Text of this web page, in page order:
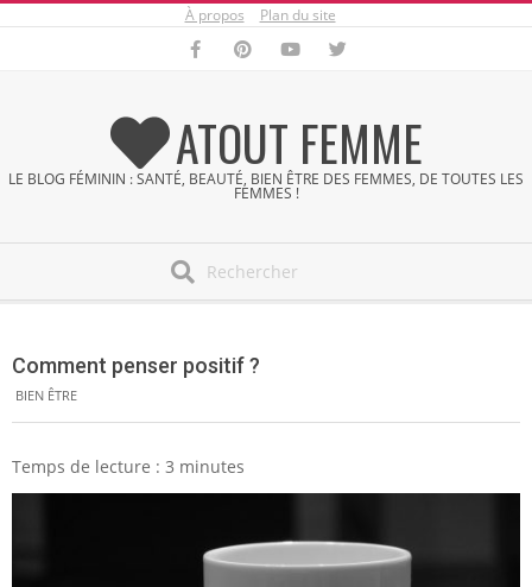
À propos Plan du site
ATOUT FEMME
LE BLOG FÉMININ : SANTÉ, BEAUTÉ, BIEN ÊTRE DES FEMMES, DE TOUTES LES
FEMMES !
Menu
Comment penser positif ?
BIEN ÊTRE
Temps de lecture : 3 minutes